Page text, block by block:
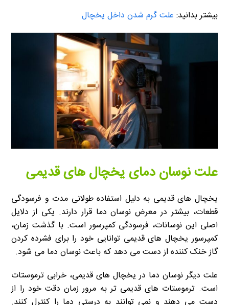
بیشتر بدانید: علت گرم شدن داخل یخچال
علت نوسان دمای یخچال های قدیمی
یخچال های قدیمی به دلیل استفاده طولانی مدت و فرسودگی
قطعات، بیشتر در معرض نوسان دما قرار دارند. یکی از دلایل
اصلی این نوسانات، فرسودگی کمپرسور است. با گذشت زمان،
کمپرسور یخچال های قدیمی توانایی خود را برای فشرده کردن
گاز خنک کننده از دست می دهد که باعث نوسان دما می شود.
علت دیگر نوسان دما در یخچال های قدیمی، خرابی ترموستات
است. ترموستات های قدیمی تر به مرور زمان دقت خود را از
دست می دهند و نمی توانند به درستی دما را کنترل کنند.